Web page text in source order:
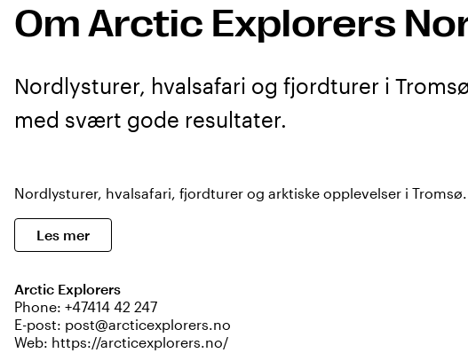
Om Arctic Explorers
Nordlysturer, hvalsafari og fjordturer i
med svært gode resultater.
Nordlysturer, hvalsafari, fjordturer og arktiske opplevelser i Tromsø.
Les mer
Arctic Explorers
Phone: +47414 42 247
E-post: post@arcticexplorers.no
Web: https://arcticexplorers.no/